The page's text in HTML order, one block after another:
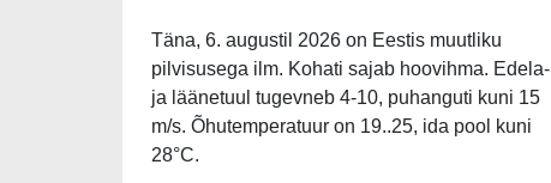
Täna, 6. augustil 2026 on Eestis muutliku
pilvisusega ilm. Kohati sajab hoovihma. Edela-
ja läänetuul tugevneb 4-10, puhanguti kuni 15
m/s. Õhutemperatuur on 19..25, ida pool kuni
28°C.